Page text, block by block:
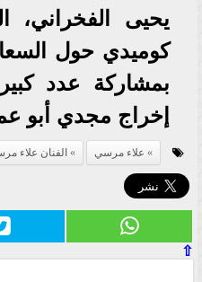
يحيى الفخراني،
كوميدي حول
بمشاركة عدد
إخراج مجدي أبو
علاء مرسي الفنان علاء
⇧